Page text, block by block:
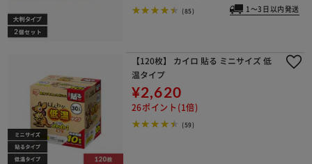
(85) 1～3日以内発送
【120枚】 カイロ 貼る ミニサイズ 低
温タイプ
¥2,620
26ポイント(1倍)
(59)